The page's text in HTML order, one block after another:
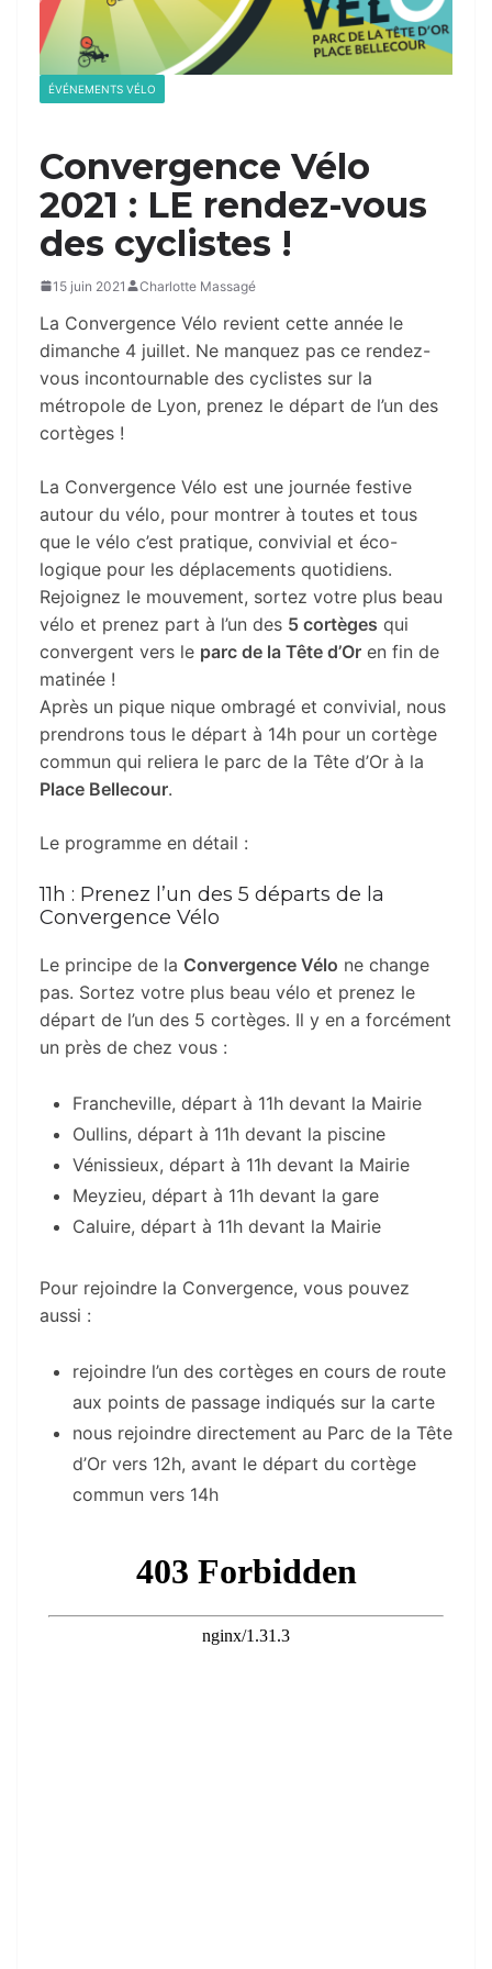
ÉVÉNEMENTS VÉLO
Convergence Vélo
2021 : LE rendez-vous
des cyclistes !
15 juin 2021 Charlotte Massagé
La Convergence Vélo revient cette année le
dimanche 4 juillet. Ne manquez pas ce rendez-
vous incontournable des cyclistes sur la
métropole de Lyon, prenez le départ de l’un des
cortèges !
La Convergence Vélo est une journée festive
autour du vélo, pour montrer à toutes et tous
que le vélo c’est pratique, convivial et éco-
logique pour les déplacements quotidiens.
Rejoignez le mouvement, sortez votre plus beau
vélo et prenez part à l’un des 5 cortèges qui
convergent vers le parc de la Tête d’Or en fin de
matinée !
Après un pique nique ombragé et convivial, nous
prendrons tous le départ à 14h pour un cortège
commun qui reliera le parc de la Tête d’Or à la
Place Bellecour.
Le programme en détail :
11h : Prenez l’un des 5 départs de la
Convergence Vélo
Le principe de la Convergence Vélo ne change
pas. Sortez votre plus beau vélo et prenez le
départ de l’un des 5 cortèges. Il y en a forcément
un près de chez vous :
Francheville, départ à 11h devant la Mairie
Oullins, départ à 11h devant la piscine
Vénissieux, départ à 11h devant la Mairie
Meyzieu, départ à 11h devant la gare
Caluire, départ à 11h devant la Mairie
Pour rejoindre la Convergence, vous pouvez
aussi :
rejoindre l’un des cortèges en cours de route
aux points de passage indiqués sur la carte
nous rejoindre directement au Parc de la Tête
d’Or vers 12h, avant le départ du cortège
commun vers 14h